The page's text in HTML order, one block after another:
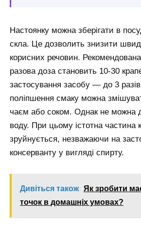
Настоянку можна зберігати в
скла. Це дозволить знизити
корисних речовин.
разова доза становить 10-30
застосування засобу — до 3
поліпшення смаку можна
чаєм або соком. Однак не можна
воду. При цьому істотна частина
зруйнується, незважаючи на
консерванту у вигляді спирту.
Дивіться також Як зробити
точок в домашніх умовах?